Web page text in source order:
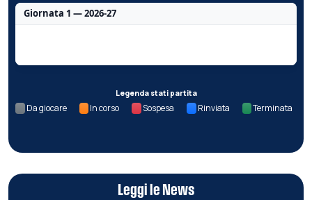
Giornata 1 — 2026-27
Legenda stati partita
Da giocare In corso Sospesa Rinviata Terminata
Leggi le News